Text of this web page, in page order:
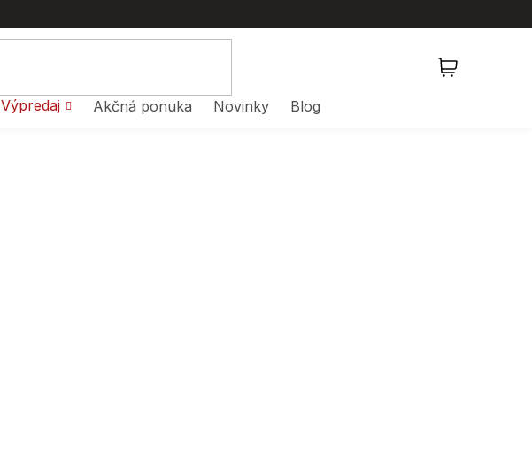
Výpredaj Akčná ponuka Novinky Blog